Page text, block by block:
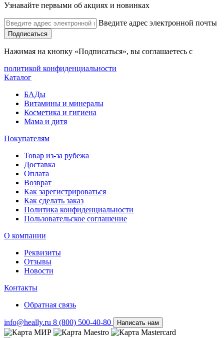
Узнавайте первыми об акциях и новинках
Введите адрес электронной почты
Подписаться
Нажимая на кнопку «Подписаться», вы соглашаетесь с
политикой конфиденциальности
Каталог
БАДы
Витамины и минералы
Косметика и гигиена
Мама и дитя
Покупателям
Товар из-за рубежа
Доставка
Оплата
Возврат
Как зарегистрироваться
Как сделать заказ
Политика конфиденциальности
Пользовательское соглашение
О компании
Реквизиты
Отзывы
Новости
Контакты
Обратная связь
info@heally.ru 8 (800) 500-40-80 Написать нам